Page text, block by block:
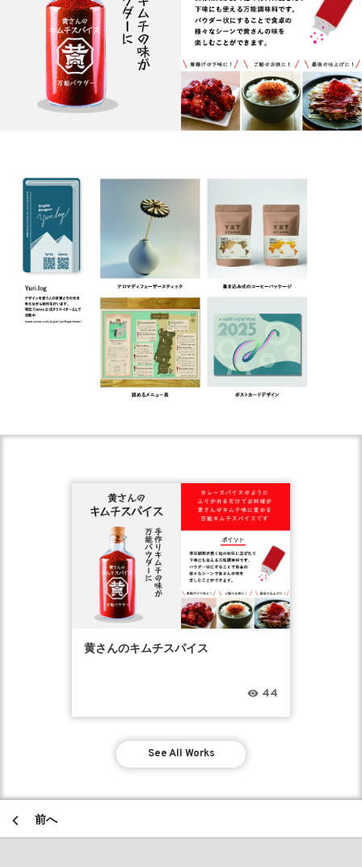
黄さんのキムチスパイス
44
See All Works
前へ